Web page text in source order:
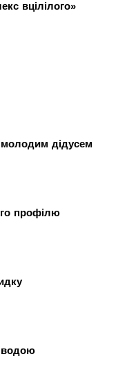
вцілілого»
дідусем
профілю
водою